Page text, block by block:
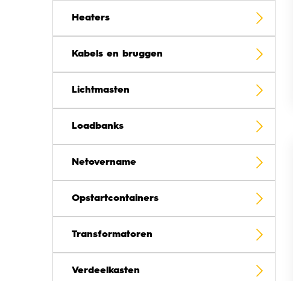
Heaters
Kabels en bruggen
Lichtmasten
Loadbanks
Netovername
Opstartcontainers
Transformatoren
Verdeelkasten